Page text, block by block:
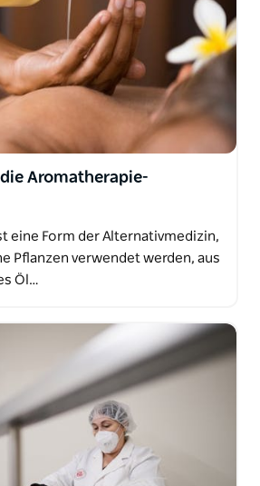
Aromatherapie-
eine Form der Alternativmedizin,
Pflanzen verwendet werden, aus
Öl…